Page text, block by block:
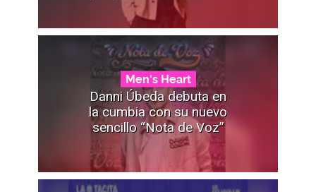
Men's Heart
Danni Úbeda debuta en
la cumbia con su nuevo
sencillo “Nota de Voz”